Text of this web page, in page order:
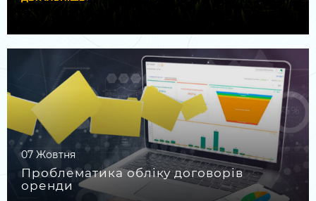
07 Жовтня
Проблематика обліку договорів
оренди